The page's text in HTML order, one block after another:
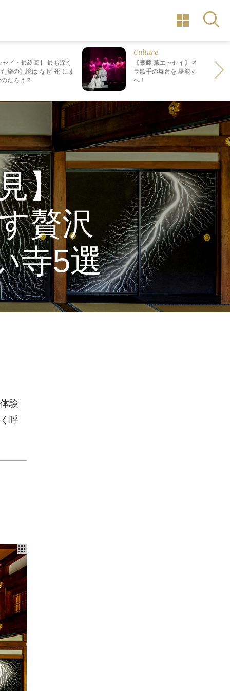
セイ・最終回】 最も深く
旅の記憶は なぜ“死”にま
だろう？
Culture
【齋藤 薫エッセイ】 本場で日本
ラ歌手の舞台を 堪能する、格別の
へ！
】
贅沢
寺5選
験
呼